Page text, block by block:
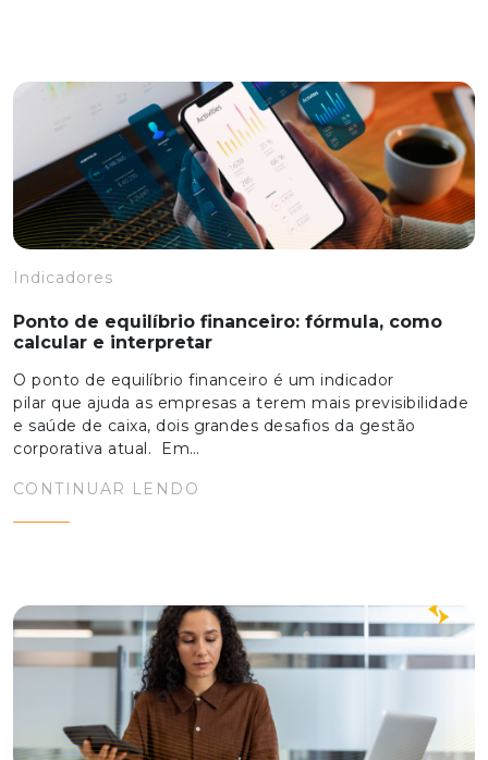
Indicadores
Ponto de equilíbrio financeiro: fórmula, como
calcular e interpretar
O ponto de equilíbrio financeiro é um indicador
pilar que ajuda as empresas a terem mais previsibilidade
e saúde de caixa, dois grandes desafios da gestão
corporativa atual. Em…
CONTINUAR LENDO